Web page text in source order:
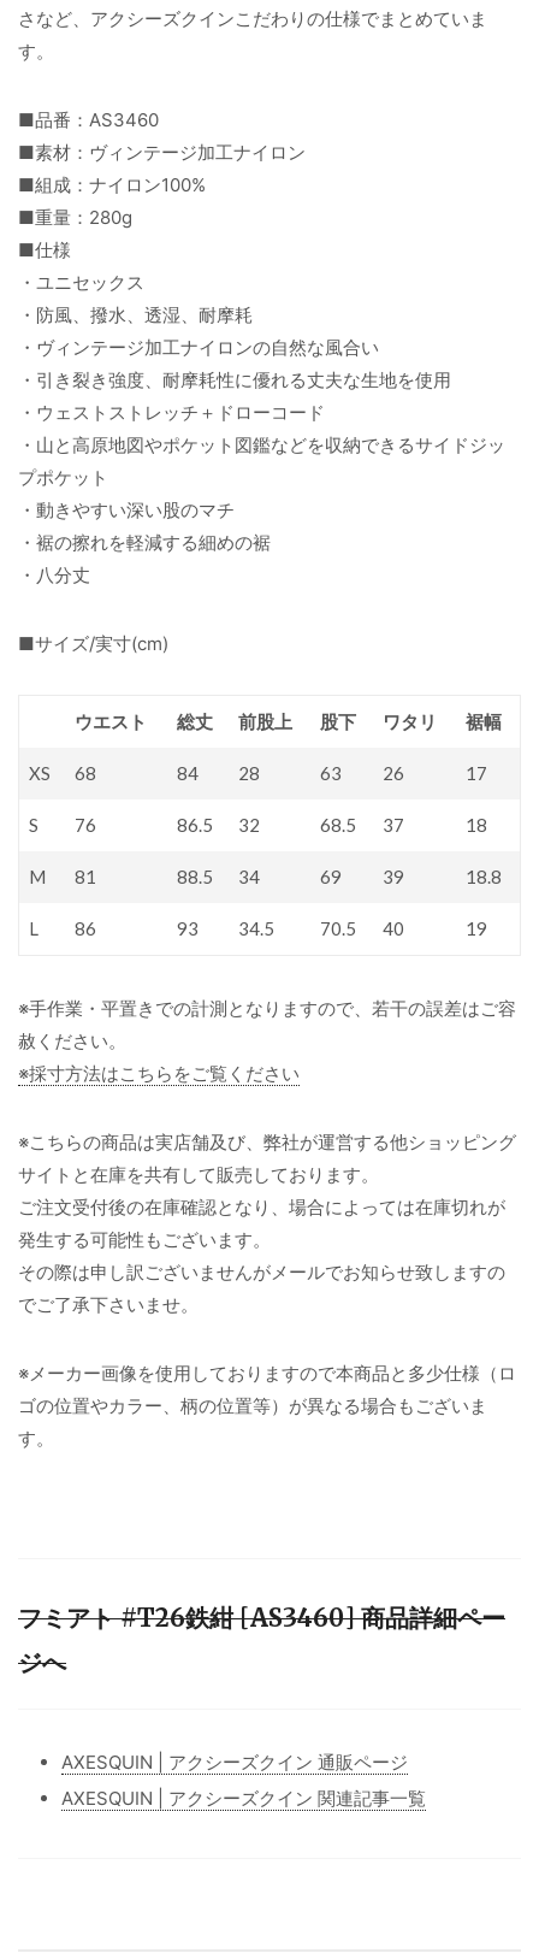
さなど、アクシーズクインこだわりの仕様でまとめていま
す。
■品番：AS3460
■素材：ヴィンテージ加工ナイロン
■組成：ナイロン100%
■重量：280g
■仕様
・ユニセックス
・防風、撥水、透湿、耐摩耗
・ヴィンテージ加工ナイロンの自然な風合い
・引き裂き強度、耐摩耗性に優れる丈夫な生地を使用
・ウェストストレッチ＋ドローコード
・山と高原地図やポケット図鑑などを収納できるサイドジッ
プポケット
・動きやすい深い股のマチ
・裾の擦れを軽減する細めの裾
・八分丈
■サイズ/実寸(cm)
ウエスト 総丈 前股上 股下 ワタリ 裾幅
XS 68 84 28 63 26 17
S 76 86.5 32 68.5 37 18
M 81 88.5 34 69 39 18.8
L 86 93 34.5 70.5 40 19
※手作業・平置きでの計測となりますので、若干の誤差はご容
赦ください。
※採寸方法はこちらをご覧ください
※こちらの商品は実店舗及び、弊社が運営する他ショッピング
サイトと在庫を共有して販売しております。
ご注文受付後の在庫確認となり、場合によっては在庫切れが
発生する可能性もございます。
その際は申し訳ございませんがメールでお知らせ致しますの
でご了承下さいませ。
※メーカー画像を使用しておりますので本商品と多少仕様（ロ
ゴの位置やカラー、柄の位置等）が異なる場合もございま
す。
フミアト #T26鉄紺 [AS3460] 商品詳細ペー
ジへ
AXESQUIN | アクシーズクイン 通販ページ
AXESQUIN | アクシーズクイン 関連記事一覧